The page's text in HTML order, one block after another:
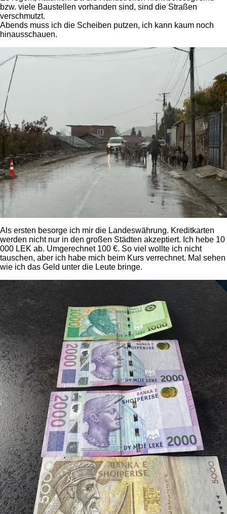
bzw. viele Baustellen vorhanden sind, sind die Straßen
verschmutzt.
Abends muss ich die Scheiben putzen, ich kann kaum noch
hinausschauen.
Als ersten besorge ich mir die Landeswährung. Kreditkarten
werden nicht nur in den großen Städten akzeptiert. Ich hebe 10
000 LEK ab. Umgerechnet 100 €. So viel wollte ich nicht
tauschen, aber ich habe mich beim Kurs verrechnet. Mal sehen
wie ich das Geld unter die Leute bringe.